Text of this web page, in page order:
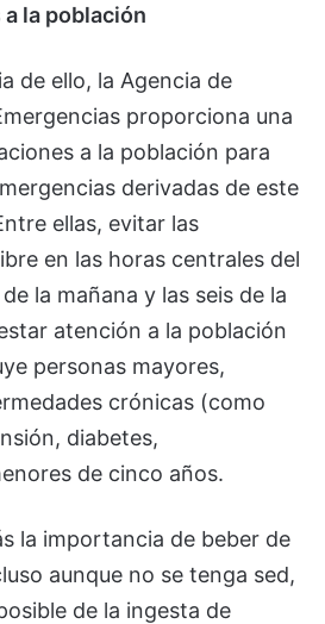
la población
de ello, la Agencia de
proporciona una
a la población para
derivadas de este
ellas, evitar las
en las horas centrales del
la mañana y las seis de la
atención a la población
personas mayores,
crónicas (como
diabetes,
de cinco años.
la importancia de beber de
aunque no se tenga sed,
de la ingesta de